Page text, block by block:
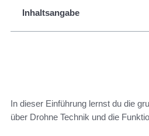
Inhaltsangabe
In dieser Einführung lernst du die
über Drohne Technik und die